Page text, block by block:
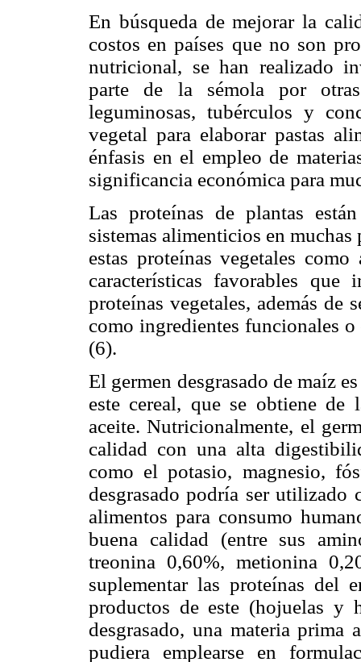
En búsqueda de mejorar la
costos en países que no son
nutricional, se han realizado
parte de la sémola por
leguminosas, tubérculos y
vegetal para elaborar pastas
énfasis en el empleo de
significancia económica para
Las proteínas de plantas
sistemas alimenticios en
estas proteínas vegetales
características favorables que
proteínas vegetales, además de
como ingredientes funcionales
(6).
El germen desgrasado de maíz
este cereal, que se obtiene
aceite. Nutricionalmente, el
calidad con una alta
como el potasio, magnesio,
desgrasado podría ser utilizado
alimentos para consumo
buena calidad (entre sus
treonina 0,60%, metionina
suplementar las proteínas del
productos de este (hojuelas y
desgrasado, una materia prima
pudiera emplearse en